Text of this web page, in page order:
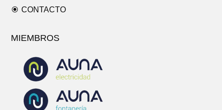
\ CONTACTO
MIEMBROS